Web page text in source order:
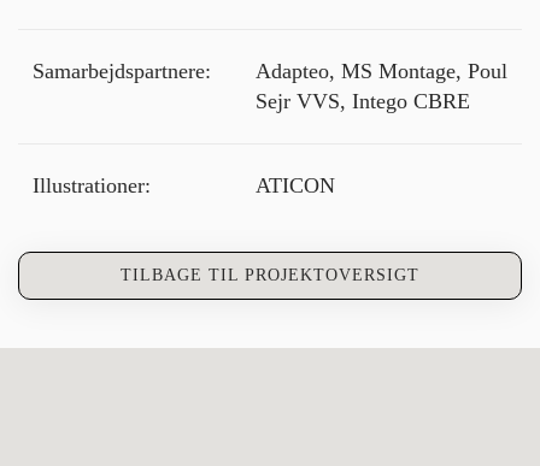
Samarbejdspartnere:
Adapteo, MS Montage, Poul
Sejr VVS, Intego CBRE
Illustrationer: ATICON
TILBAGE TIL PROJEKTOVERSIGT